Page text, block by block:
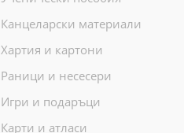
Канцеларски материали
Хартия и картони
Раници и несесери
Игри и подаръци
Карти и атласи